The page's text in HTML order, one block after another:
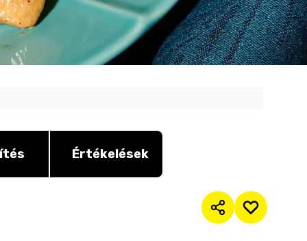
Értékelések